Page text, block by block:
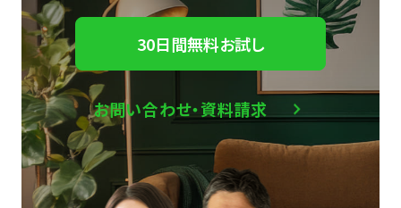
30日間無料お試し
お問い合わせ・資料請求